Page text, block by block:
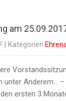
am
| Kategorien:
unter Anderem… –
ersten 3